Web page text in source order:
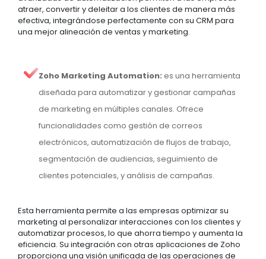
atraer, convertir y deleitar a los clientes de manera más
efectiva, integrándose perfectamente con su CRM para
una mejor alineación de ventas y marketing.
Zoho Marketing Automation: es una herramienta
diseñada para automatizar y gestionar campañas
de marketing en múltiples canales. Ofrece
funcionalidades como gestión de correos
electrónicos, automatización de flujos de trabajo,
segmentación de audiencias, seguimiento de
clientes potenciales, y análisis de campañas.
Esta herramienta permite a las empresas optimizar su
marketing al personalizar interacciones con los clientes y
automatizar procesos, lo que ahorra tiempo y aumenta la
eficiencia. Su integración con otras aplicaciones de Zoho
proporciona una visión unificada de las operaciones de